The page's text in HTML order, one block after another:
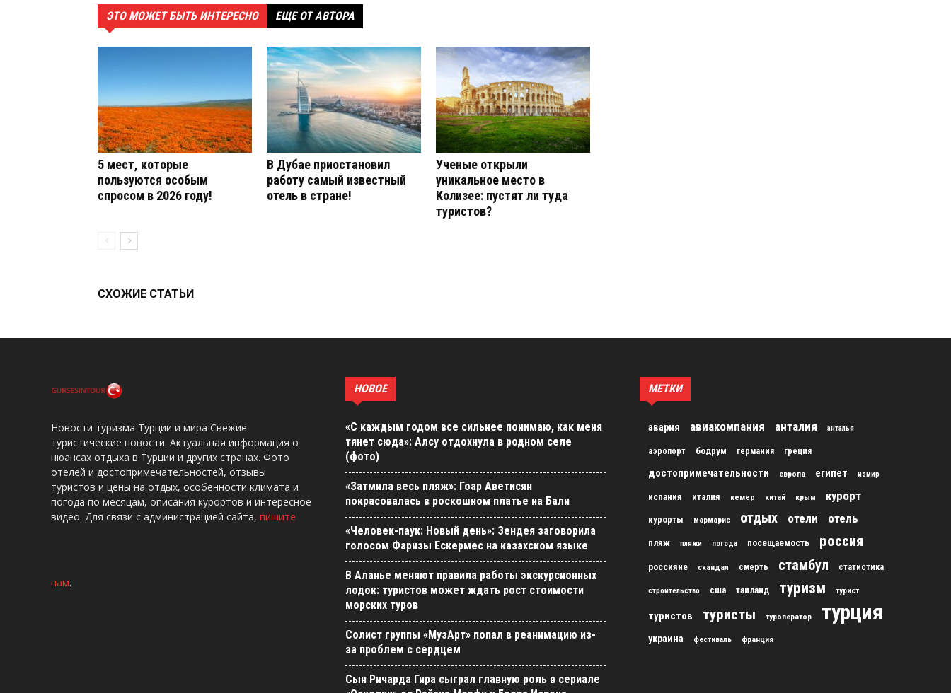
ЭТО МОЖЕТ БЫТЬ ИНТЕРЕСНО ЕЩЕ ОТ АВТОРА
5 мест, которые
пользуются особым
спросом в 2026 году!
В Дубае приостановил
работу самый известный
отель в стране!
Ученые открыли
уникальное место в
Колизее: пустят ли туда
туристов?
СХОЖИЕ СТАТЬИ
Новости туризма Турции и мира Свежие
туристические новости. Актуальная информация о
нюансах отдыха в Турции и других странах. Фото
отелей и достопримечательностей, отзывы
туристов и цены на отдых, особенности климата и
погода по месяцам, описания курортов и интересное
видео. Для связи с администрацией сайта, пишите
нам.
НОВОЕ
«С каждым годом все сильнее понимаю, как меня
тянет сюда»: Алсу отдохнула в родном селе
(фото)
«Затмила весь пляж»: Гоар Аветисян
покрасовалась в роскошном платье на Бали
«Человек-паук: Новый день»: Зендея заговорила
голосом Фаризы Ескермес на казахском языке
В Аланье меняют правила работы экскурсионных
лодок: туристов может ждать рост стоимости
морских туров
Солист группы «МузАрт» попал в реанимацию из-
за проблем с сердцем
Сын Ричарда Гира сыграл главную роль в сериале
МЕТКИ
авария авиакомпания анталия анталья
аэропорт бодрум германия греция
достопримечательности европа египет измир
испания италия кемер китай крым курорт
курорты мармарис отдых отели отель
пляж пляжи погода посещаемость россия
россияне скандал смерть стамбул статистика
строительство сша таиланд туризм турист
туристов туристы туроператор турция
украина фестиваль франция